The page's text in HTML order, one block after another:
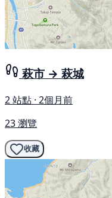
萩市 → 萩城
2 站點 · 2個月前
23 瀏覽
收藏